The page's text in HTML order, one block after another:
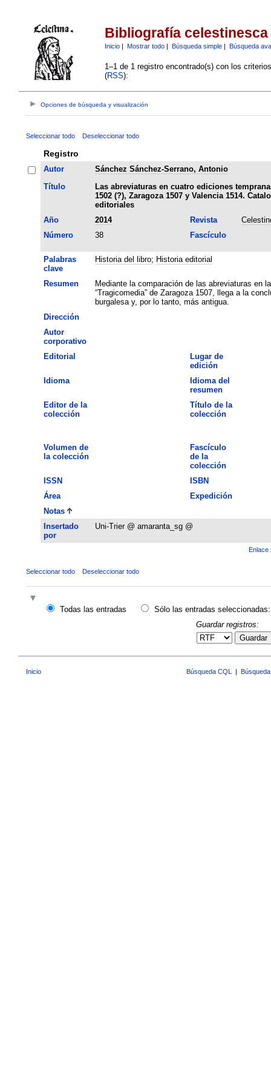
Bibliografía celestinesca
Inicio| Mostrar todo| Búsqueda simple| Búsqueda
1–1 de 1 registro encontrado(s) con los
(RSS):
Opciones de búsqueda y visualización
Seleccionar todo Deseleccionar todo
Registro
Autor
Sánchez Sánchez-Serrano, Antonio
Título
Las abreviaturas en cuatro ediciones
1502 (?), Zaragoza 1507 y Valencia 1514.
editoriales
Año
2014 Revista
Número
38 Fascículo
Palabras
clave
Historia del libro; Historia editorial
Resumen
Mediante la comparación de las abreviaturas en
“Tragicomedia” de Zaragoza 1507, llega a la
burgalesa y, por lo tanto, más antigua.
Dirección
Autor
corporativo
Editorial
Lugar de
edición
Idioma
Idioma del
resumen
Editor de la
colección
Título de la
colección
Volumen de
la colección
Fascículo
de la
colección
ISSN
ISBN
Área
Expedición
Notas
Insertado
por
Uni-Trier @ amaranta_sg @
Enlace
Seleccionar todo Deseleccionar todo
Todas las entradas
Sólo las entradas seleccionadas:
Guardar registros:
Guardar
Inicio Búsqueda CQL